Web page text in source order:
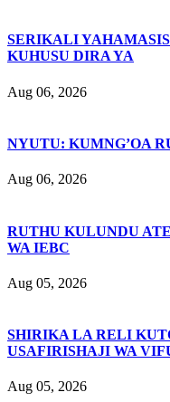
SERIKALI
KUHUSU DIRA YA
Aug 06, 2026
NYUTU: KUMNG’OA
Aug 06, 2026
RUTHU KULUNDU
WA IEBC
Aug 05, 2026
SHIRIKA LA RELI
USAFIRISHAJI WA
Aug 05, 2026